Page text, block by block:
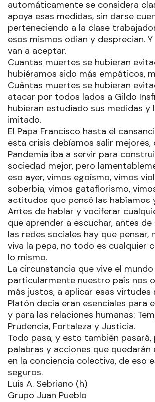
automáticamente se considera
apoya esas medidas, sin darse
perteneciendo a la clase
esos mismos odian y desprecian.
van a aceptar.
Cuantas muertes se hubieran
hubiéramos sido más empáticos,
Cuántas muertes se hubieran
atacar por todos lados a Gildo
hubieran estudiado sus medidas y
imitado.
El Papa Francisco hasta el
esta crisis debíamos salir mejores,
Pandemia iba a servir para
sociedad mejor, pero
eso ayer, vimos egoísmo, vimos
soberbia, vimos gataflorismo,
actitudes que pensé las habíamos
Antes de hablar y vociferar
que aprender a escuchar, antes
las redes sociales hay que pensar,
viva la pepa, no todo es cualquier
lo mismo.
La circunstancia que vive el
particularmente nuestro país nos
más justos, a aplicar esas virtudes
Platón decía eran esenciales para
y para las relaciones humanas:
Prudencia, Fortaleza y Justicia.
Todo pasa, y esto también pasará,
palabras y acciones que quedarán
en la conciencia colectiva, de eso
seguros.
Luis A. Sebriano (h)
Grupo Juan Pueblo